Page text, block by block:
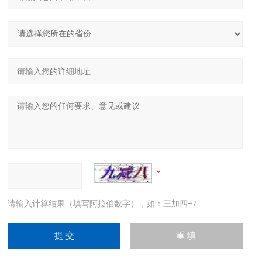
请输入计算结果（填写阿拉伯数字），如：三加四=7